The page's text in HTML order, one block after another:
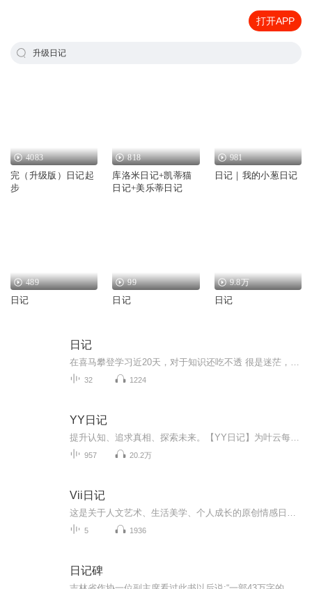
打开APP
升级日记
4083
完（升级版）日记起
步
818
库洛米日记+凯蒂猫
日记+美乐蒂日记
981
日记｜我的小葱日记
489
日记
99
日记
9.8万
日记
日记
32 1224
YY日记
957 20.2万
Vii日记
5 1936
日记碑